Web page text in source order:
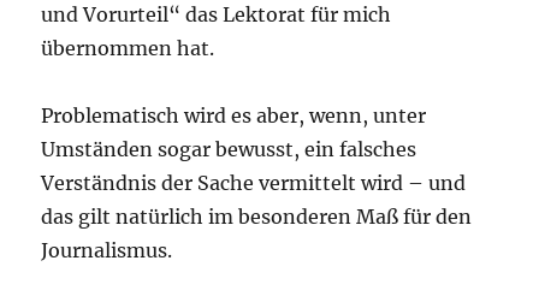
und Vorurteil“ das Lektorat für mich
übernommen hat.
Problematisch wird es aber, wenn, unter
Umständen sogar bewusst, ein falsches
Verständnis der Sache vermittelt wird – und
das gilt natürlich im besonderen Maß für den
Journalismus.